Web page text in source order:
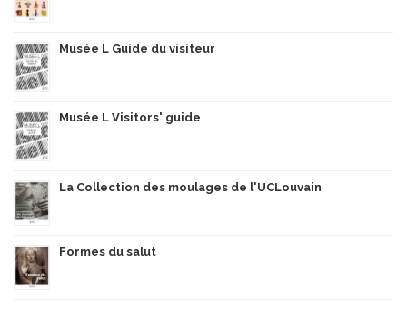
Musée L Guide du visiteur
Musée L Visitors' guide
La Collection des moulages de l'UCLouvain
Formes du salut